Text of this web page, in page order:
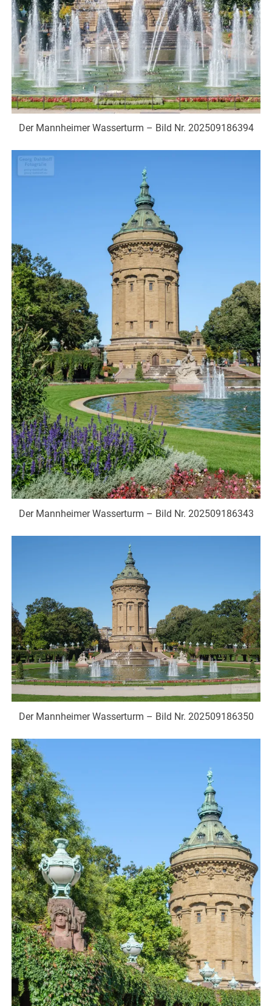
Der Mannheimer Wasserturm – Bild Nr. 202509186394
Der Mannheimer Wasserturm – Bild Nr. 202509186343
Der Mannheimer Wasserturm – Bild Nr. 202509186350